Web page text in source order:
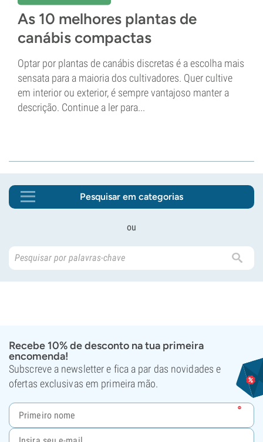
As 10 melhores plantas de
canábis compactas
Optar por plantas de canábis discretas é a escolha mais
sensata para a maioria dos cultivadores. Quer cultive
em interior ou exterior, é sempre vantajoso manter a
descrição. Continue a ler para...
Pesquisar em categorias
ou
Recebe 10% de desconto na tua primeira
encomenda!
Subscreve a newsletter e fica a par das novidades e
ofertas exclusivas em primeira mão.